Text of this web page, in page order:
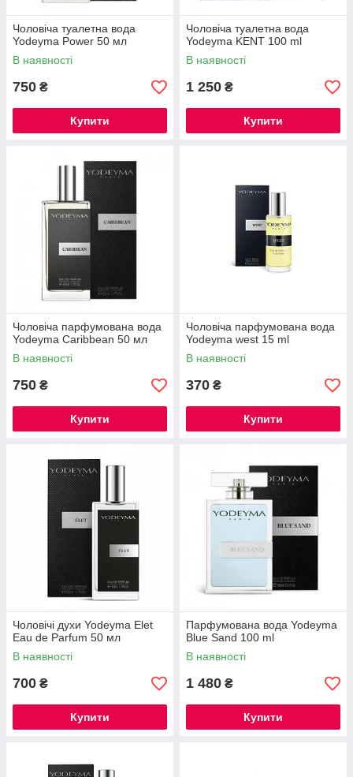
Чоловіча туалетна вода
Yodeyma Power 50 мл
В наявності
750 ₴
Купити
Чоловіча туалетна вода
Yodeyma KENT 100 ml
В наявності
1 250 ₴
Купити
Чоловіча парфумована вода
Yodeyma Caribbean 50 мл
В наявності
750 ₴
Купити
Чоловіча парфумована вода
Yodeyma west 15 ml
В наявності
370 ₴
Купити
Чоловічі духи Yodeyma Elet
Eau de Parfum 50 мл
В наявності
700 ₴
Купити
Парфумована вода Yodeyma
Blue Sand 100 ml
В наявності
1 480 ₴
Купити